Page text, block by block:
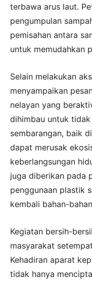
terbawa arus laut.
pengumpulan
pemisahan antara
untuk memudahkan
Selain melakukan
menyampaikan
nelayan yang
dihimbau untuk
sembarangan, baik
dapat merusak
keberlangsungan
juga diberikan pada
penggunaan plastik
kembali bahan-
Kegiatan bersih-
masyarakat
Kehadiran aparat
tidak hanya